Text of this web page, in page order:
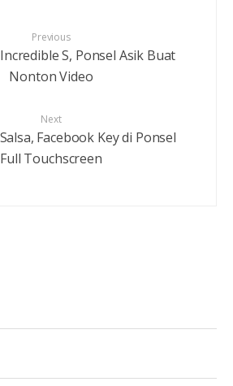
Previous
S, Ponsel Asik Buat
Nonton Video
Next
Facebook Key di Ponsel
Full Touchscreen